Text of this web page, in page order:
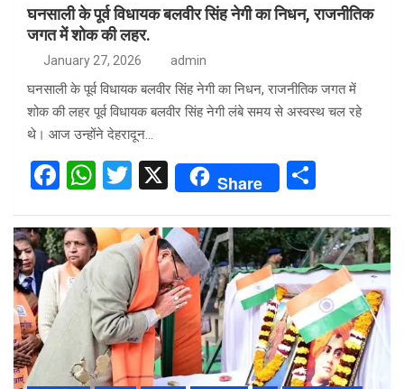
घनसाली के पूर्व विधायक बलवीर सिंह नेगी का निधन, राजनीतिक
जगत में शोक की लहर.
January 27, 2026 admin
घनसाली के पूर्व विधायक बलवीर सिंह नेगी का निधन, राजनीतिक जगत में
शोक की लहर पूर्व विधायक बलवीर सिंह नेगी लंबे समय से अस्वस्थ चल रहे
थे। आज उन्होंने देहरादून…
F
ce
b
o
o
W
at
s
A
p
p
T
tt
er
X Share
ar
e